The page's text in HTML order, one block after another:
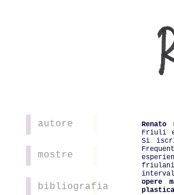
autore
mostre
bibliografia
Renato
Friuli
Si
opere
plastica